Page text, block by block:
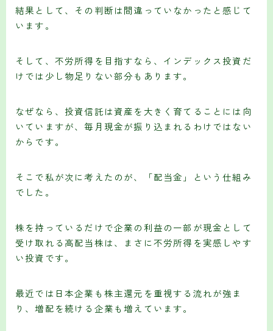
結果として、その判断は間違っていなかったと感じて
います。
そして、不労所得を目指すなら、インデックス投資だ
けでは少し物足りない部分もあります。
なぜなら、投資信託は資産を大きく育てることには向
いていますが、毎月現金が振り込まれるわけではない
からです。
そこで私が次に考えたのが、「配当金」という仕組み
でした。
株を持っているだけで企業の利益の一部が現金として
受け取れる高配当株は、まさに不労所得を実感しやす
い投資です。
最近では日本企業も株主還元を重視する流れが強ま
り、増配を続ける企業も増えています。